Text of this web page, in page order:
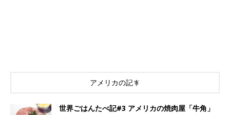
アメリカの記事
世界ごはんたべ記#3 アメリカの焼肉屋「牛角」